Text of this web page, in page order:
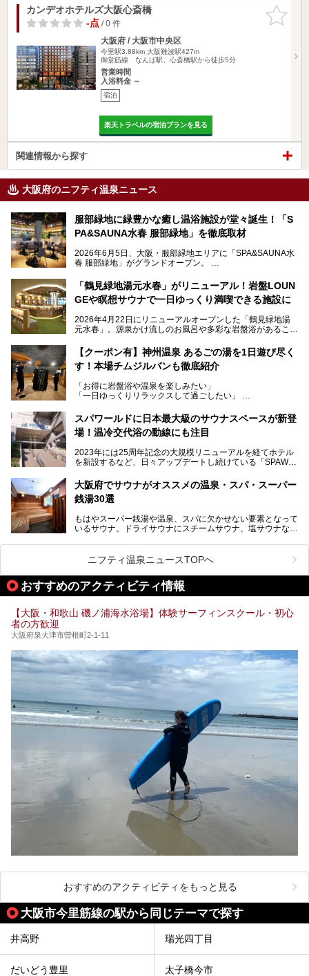
お気に入
りに追加
カンデオホテルズ大阪心斎橋
-点/ 0 件
大阪府 / 大阪市中央区
今里駅3.88km 大阪難波駅427m
御堂筋線 なんば駅、心斎橋駅から徒歩5分
営業時間
入浴料金 ～
宿泊
楽天トラベルの宿泊プランを見る
関連情報から探す
大阪府のニフティ温泉ニュース
服部緑地に緑豊かな癒し温浴施設が堂々誕生！「S
PA&SAUNA水春 服部緑地」を徹底取材
2026年6月5日、大阪・服部緑地エリアに「SPA&SAUNA水
春 服部緑地」がグランドオープン。
当初の計画から約5年の時を経て誕生した本施設は、温泉・
サウナ・岩盤浴・フィットネス・ラウンジ・レストランなど
を融合した、これまでの“水春”のイメージをさらに進化させ
今回はオープン前の内覧会に参加し、館内のこだわりポイン
サウナー注目の3種のサウナや160cmの深水風呂、没入感の
高い岩盤浴エリア、日本最大の台数を誇る最新AIフィットネ
スマシンなど、見どころ満載の館内を詳しくご紹介します。
「鶴見緑地湯元水春」がリニューアル！岩盤LOUN
GEや瞑想サウナで一日ゆっくり満喫できる施設に
2026年4月22日にリニューアルオープンした「鶴見緑地湯
元水春」。源泉かけ流しのお風呂や多彩な岩盤浴があること
に“一日中くつろげる場所”としてパワーアップしています。
今回のリニューアルでは、新たに登場した瞑想サウナをはじ
見どころが盛りだくさん。日常の疲れを癒やしたい方はもち
ろん、休日にゆったり過ごしたい方にもぴったりの内容とな
本記事では、そんなリニューアル後の注目ポイントを詳しく
紹介します。これから「鶴見緑地湯元水春」に訪れる方や、
い。
【クーポン有】神州温泉 あるごの湯を1日遊び尽く
す！本場チムジルバンも徹底紹介
「お得に岩盤浴や温泉を楽しみたい」
「一日ゆっくりリラックスして過ごしたい」
利用できる「神州温泉 あるごの湯」です。
あるごの湯は、大阪府豊中市にある日帰り温浴施設で、阪急
チムジルバン（岩盤浴）を中心に、発汗・リラックス・漫画
タイムまで満喫できる長時間滞在型の施設なので、一日中ゆ
る迫力ある熱波パフォーマンスも毎日行われており、“とと
のう”体験をしっかり楽しめるのもポイントです。
ケやボウリングといった遊び場もあり、友人同士やカップル
で“遊び+癒し”の一日を過ごすのにもぴったり。
処にいたるまで魅力をたっぷり堪能してきたので、その全容
スパワールドに日本最大級のサウナスペースが新登
場！温冷交代浴の動線にも注目
2023年には25周年記念の大規模リニューアルを経てホテル
を新設するなど、日々アップデートし続けている「SPAWO
そんなスパワールドが2025年11月15日（土）に、新たな浴
室や日本最大級140人収容の大規模サウナを携えてリニュー
アルオープン！浴室である4F・6Fそれぞれにリニューアル
大規模リニューアルの全容を確認すべく、リニューアルプレ
オープンイベントに行ってきました！今回はそのリニューア
大阪府でサウナがオススメの温泉・スパ・スーパー
銭湯30選
もはやスーパー銭湯や温泉、スパに欠かせない要素となって
いるサウナ。ドライサウナにスチームサウナ、塩サウナな
ペース、ロウリュウなど、心ゆくまで楽しむためのサービス
が充実した施設も多くみられます。
今回はそんなサウナにこだわった、大阪府内のオススメ温
泉・銭湯・スパを30件紹介したいと思います！
ニフティ温泉ニュースTOPへ
おすすめのアクティビティ情報
【大阪・和歌山 磯ノ浦海水浴場】体験サーフィンスクール・初心
者の方歓迎
大阪府泉大津市曽根町2-1-11
おすすめのアクティビティをもっと見る
大阪市今里筋線の駅から同じテーマで探す
井高野 瑞光四丁目
だいどう豊里 太子橋今市